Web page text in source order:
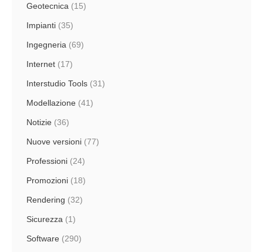
Geotecnica (15)
Impianti (35)
Ingegneria (69)
Internet (17)
Interstudio Tools (31)
Modellazione (41)
Notizie (36)
Nuove versioni (77)
Professioni (24)
Promozioni (18)
Rendering (32)
Sicurezza (1)
Software (290)